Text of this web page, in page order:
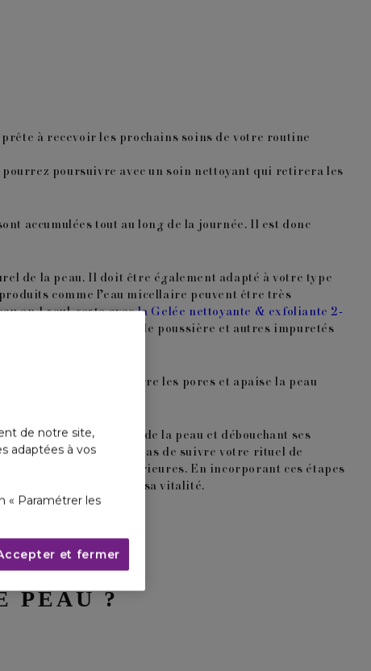
à recevoir les prochains soins de votre routine
poursuivre avec un soin nettoyant qui retirera les
accumulées tout au long de la journée. Il est donc
de la peau. Il doit être également adapté à votre type
comme l’eau micellaire peuvent être très
en 1 seul geste avecla Gelée nettoyante & exfoliante 2-
de maquillage, de poussière et autres impuretés
. Il resserre les pores et apaise la peau
les cellules mortes de la peau et débouchant ses
pollution. N’oubliez pas de suivre votre rituel de
les agressions extérieures. En incorporant ces étapes
préservant sa santé et sa vitalité.
PEAU ?
de notre site,
adaptées à vos
« Paramétrer les
et fermer